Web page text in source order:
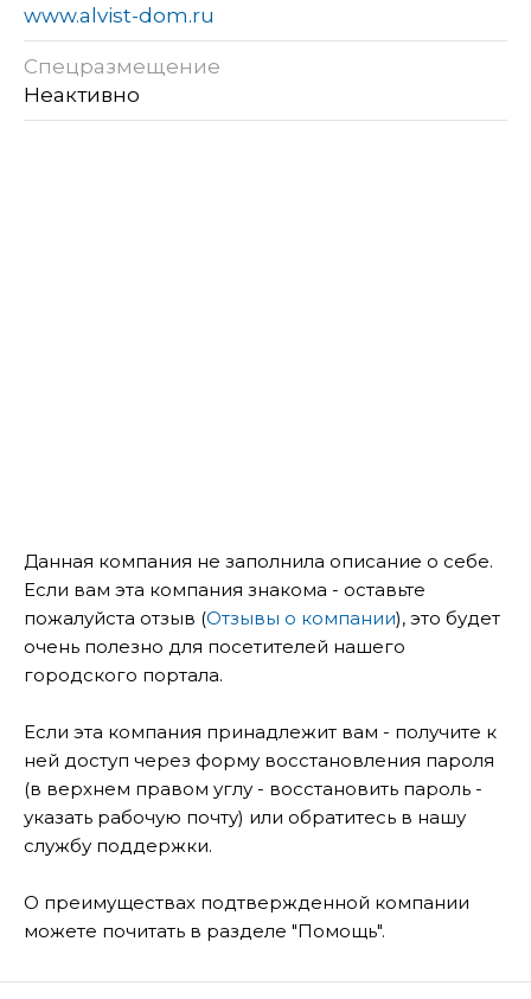
www.alvist-dom.ru
Спецразмещение
Неактивно
Данная компания не заполнила описание о себе.
Если вам эта компания знакома - оставьте
пожалуйста отзыв (Отзывы о компании), это будет
очень полезно для посетителей нашего
городского портала.
Если эта компания принадлежит вам - получите к
ней доступ через форму восстановления пароля
(в верхнем правом углу - восстановить пароль -
указать рабочую почту) или обратитесь в нашу
службу поддержки.
О преимуществах подтвержденной компании
можете почитать в разделе "Помощь".